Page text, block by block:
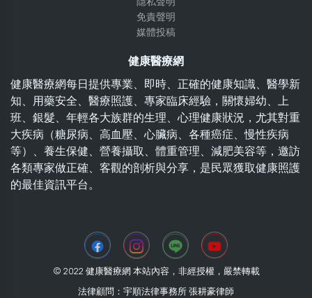
免責聲明
媒體投稿
健康醫療網
健康醫療網每日提供專業、即時、正確的健康知識、醫學新
知、用藥安全、醫療照護、專家臨床經驗，關懷婦幼、上
班、銀髮、年輕各大族群的生理、心理健康狀況，尤其對重
大疾病（糖尿病、高血壓、心臟病、各種癌症、慢性疾病
等）、養生保健、營養攝取、體重管理、減肥美容等，邀訪
各類專家做正確、客觀的剖析與分享，是民眾獲取健康照護
的最佳資訊平台。
© 2022 健康醫療網 本站內容，非經授權，嚴禁轉載
法律顧問：宇順法律事務所 張耕豪律師